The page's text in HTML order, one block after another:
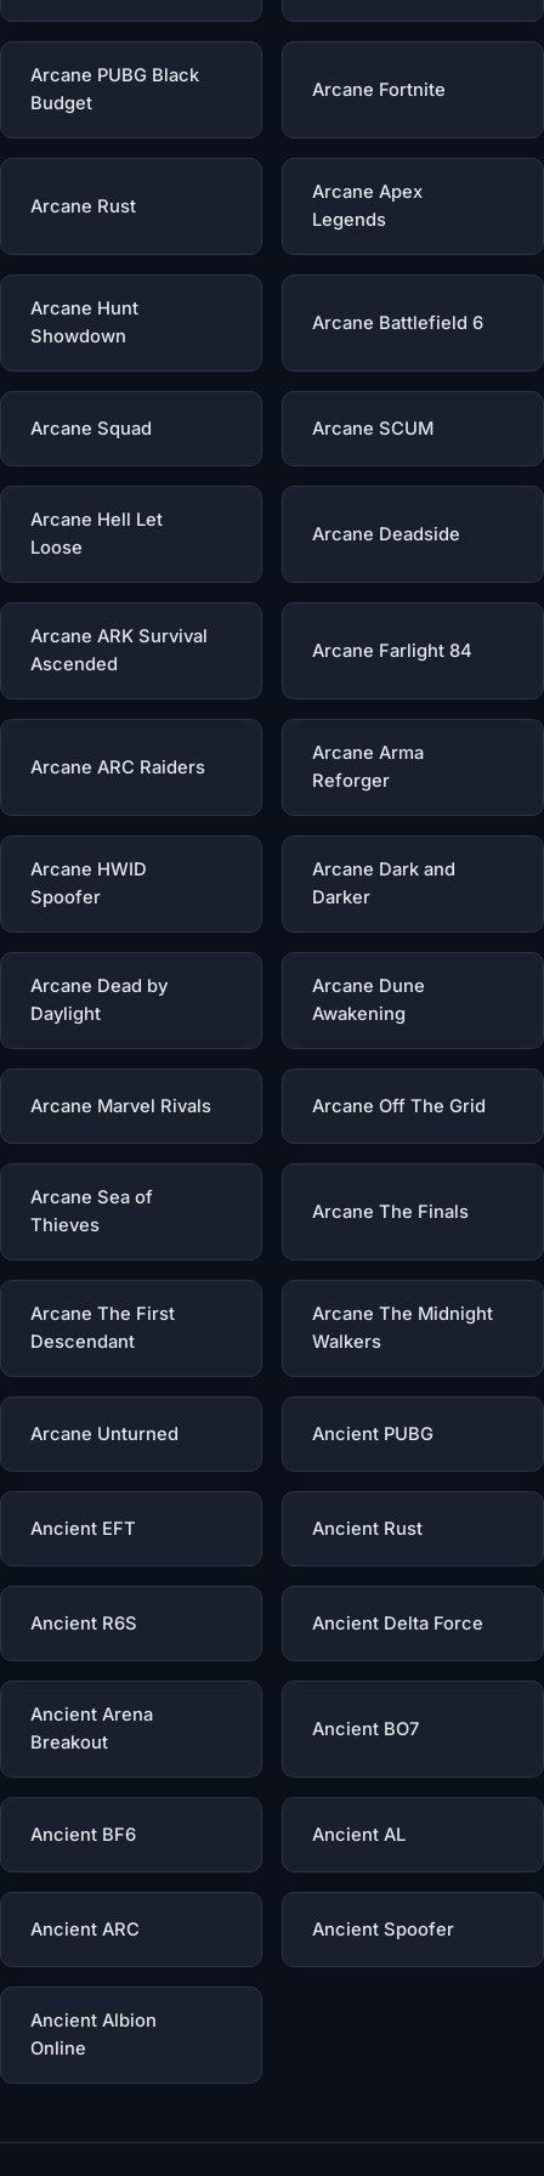
Arcane PUBG Black
Budget
Arcane Fortnite
Arcane Rust
Arcane Apex
Legends
Arcane Hunt
Showdown
Arcane Battlefield 6
Arcane Squad Arcane SCUM
Arcane Hell Let
Loose
Arcane Deadside
Arcane ARK Survival
Ascended
Arcane Farlight 84
Arcane ARC Raiders
Arcane Arma
Reforger
Arcane HWID
Spoofer
Arcane Dark and
Darker
Arcane Dead by
Daylight
Arcane Dune
Awakening
Arcane Marvel Rivals Arcane Off The Grid
Arcane Sea of
Thieves
Arcane The Finals
Arcane The First
Descendant
Arcane The Midnight
Walkers
Arcane Unturned Ancient PUBG
Ancient EFT Ancient Rust
Ancient R6S Ancient Delta Force
Ancient Arena
Breakout
Ancient BO7
Ancient BF6 Ancient AL
Ancient ARC Ancient Spoofer
Ancient Albion
Online